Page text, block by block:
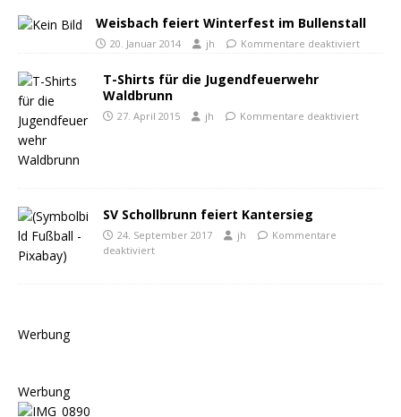
Weisbach feiert Winterfest im Bullenstall
20. Januar 2014 jh Kommentare deaktiviert
T-Shirts für die Jugendfeuerwehr
Waldbrunn
27. April 2015 jh Kommentare deaktiviert
SV Schollbrunn feiert Kantersieg
24. September 2017 jh
Kommentare
deaktiviert
Werbung
Werbung